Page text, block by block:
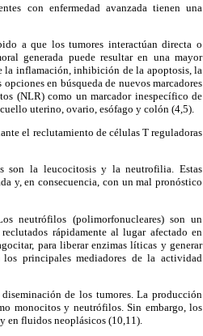
con enfermedad avanzada tienen una
a que los tumores interactúan directa o
generada puede resultar en una mayor
la inflamación, inhibición de la apoptosis, la
en búsqueda de nuevos marcadores
(NLR) como un marcador inespecífico de
uterino, ovario, esófago y colón (4,5).
el reclutamiento de células T reguladoras
son la leucocitosis y la neutrofilia. Estas
y, en consecuencia, con un mal pronóstico
neutrófilos (polimorfonucleares) son un
rápidamente al lugar afectado en
para liberar enzimas líticas y generar
principales mediadores de la actividad
de los tumores. La producción
monocitos y neutrófilos. Sin embargo, los
en fluidos neoplásicos (10,11).